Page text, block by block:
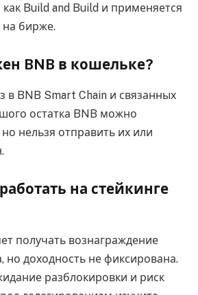
Build and Build и применяется
на бирже.
BNB в кошельке?
в BNB Smart Chain и связанных
остатка BNB можно
нельзя отправить их или
на стейкинге
получать вознаграждение
но доходность не фиксирована.
разблокировки и риск